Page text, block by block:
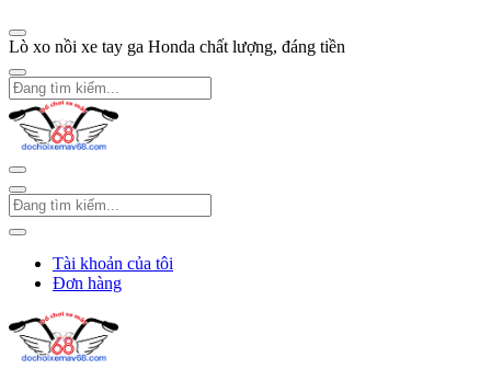
Lò xo nồi xe tay ga Honda chất lượng, đáng tiền
Tài khoản của tôi
Đơn hàng